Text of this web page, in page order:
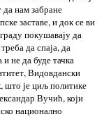
нам забране
заставе, и док се ви
покушавају да
да спаја, да
и не да буде тачка
Видовдански
што је циљ политике
Вучић, који
национално